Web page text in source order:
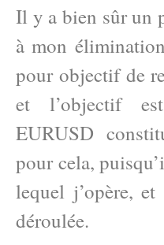
Il y a bien sûr un
à mon
pour objectif de
et l’objectif
EURUSD
pour cela,
lequel j’opère, et
déroulée.